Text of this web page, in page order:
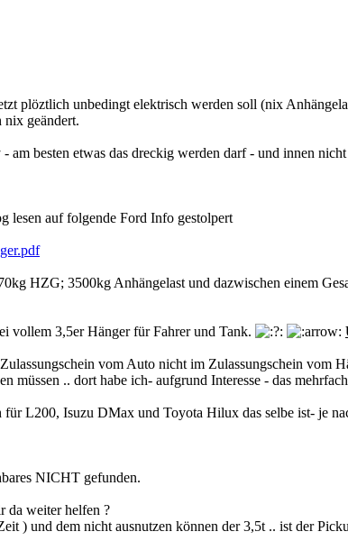
plöztlich unbedingt elektrisch werden soll (nix
nix geändert.
besten etwas das dreckig werden darf - und innen
lesen auf folgende Ford Info gestolpert
HZG; 3500kg Anhängelast und dazwischen einem
vollem 3,5er Hänger für Fahrer und Tank.
vom Auto nicht im Zulassungschein vom
müssen .. dort habe ich- aufgrund Interesse - das
L200, Isuzu DMax und Toyota Hilux das selbe ist- je
NICHT gefunden.
da weiter helfen ?
) und dem nicht ausnutzen können der 3,5t .. ist der